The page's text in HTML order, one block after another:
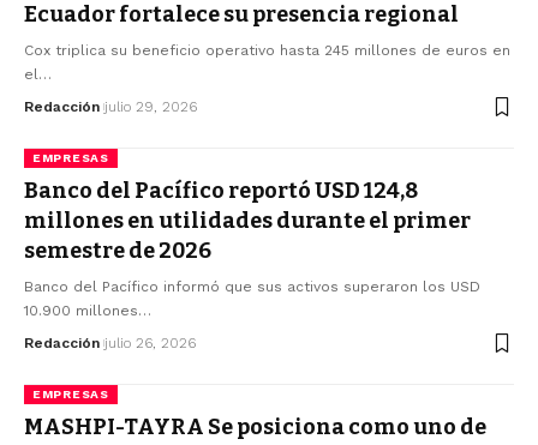
Ecuador fortalece su presencia regional
Cox triplica su beneficio operativo hasta 245 millones de euros en
el…
Redacción julio 29, 2026
EMPRESAS
Banco del Pacífico reportó USD 124,8
millones en utilidades durante el primer
semestre de 2026
Banco del Pacífico informó que sus activos superaron los USD
10.900 millones…
Redacción julio 26, 2026
EMPRESAS
MASHPI-TAYRA Se posiciona como uno de